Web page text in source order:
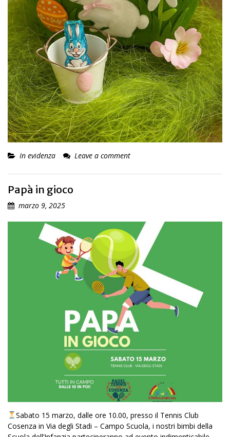
In evidenza Leave a comment
Papà in gioco
marzo 9, 2025
Sabato 15 marzo, dalle ore 10.00, presso il Tennis Club
Cosenza in Via degli Stadi – Campo Scuola, i nostri bimbi della